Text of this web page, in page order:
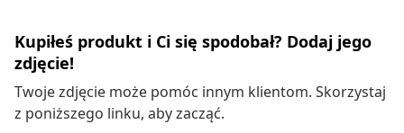
Kupiłeś produkt i Ci się spodobał? Dodaj jego
zdjęcie!
Twoje zdjęcie może pomóc innym klientom. Skorzystaj
z poniższego linku, aby zacząć.